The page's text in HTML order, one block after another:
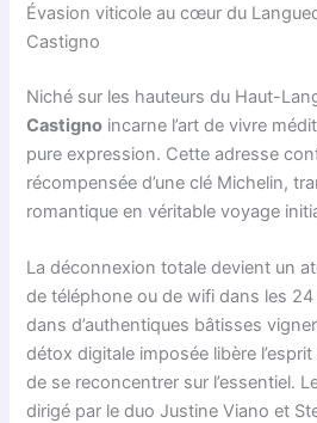
Évasion viticole au cœur du
Castigno
Niché sur les hauteurs du Haut-
Castigno incarne l’art de vivre
pure expression. Cette adresse
récompensée d’une clé Michelin,
romantique en véritable voyage
La déconnexion totale devient un
de téléphone ou de wifi dans les
dans d’authentiques bâtisses
détox digitale imposée libère
de se reconcentrer sur l’essentiel.
dirigé par le duo Justine Viano et